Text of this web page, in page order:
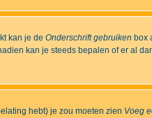
kan je de Onderschrift gebruiken box
kan je steeds bepalen of er al
hebt) je zou moeten zien Voeg